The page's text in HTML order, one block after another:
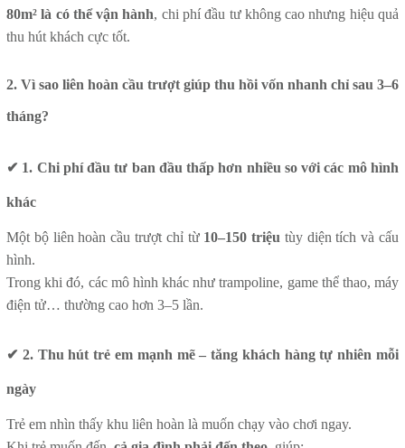
80m² là có thể vận hành, chi phí đầu tư không cao nhưng hiệu quả
thu hút khách cực tốt.
2. Vì sao liên hoàn cầu trượt giúp thu hồi vốn nhanh chỉ sau 3–6
tháng?
✔ 1. Chi phí đầu tư ban đầu thấp hơn nhiều so với các mô hình
khác
Một bộ liên hoàn cầu trượt chỉ từ 10–150 triệu tùy diện tích và cấu
hình.
Trong khi đó, các mô hình khác như trampoline, game thể thao, máy
điện tử… thường cao hơn 3–5 lần.
✔ 2. Thu hút trẻ em mạnh mẽ – tăng khách hàng tự nhiên mỗi
ngày
Trẻ em nhìn thấy khu liên hoàn là muốn chạy vào chơi ngay.